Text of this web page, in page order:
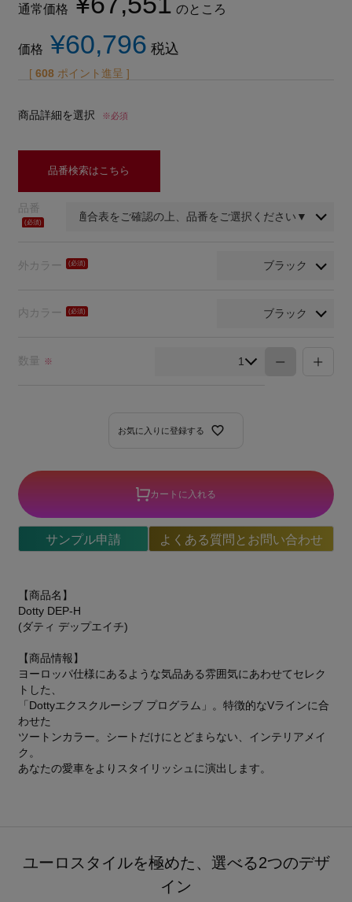
通常価格 のところ
価格 ¥60,796 税込
[ 608 ポイント進呈 ]
商品詳細を選択 ※必須
品番検索はこちら
品番
外カラー
内カラー
お気に入りに登録する
数量 ※
カートに入れる
サンプル申請 よくある質問とお問い合わせ
【商品名】
Dotty DEP-H
(ダティ デップエイチ)
【商品情報】
ヨーロッパ仕様にあるような気品ある雰囲気にあわせてセレク
トした、
「Dottyエクスクルーシブ プログラム」。特徴的なVラインに合
わせた
ツートンカラー。シートだけにとどまらない、インテリアメイ
ク。
あなたの愛車をよりスタイリッシュに演出します。
ユーロスタイルを極めた、選べる2つのデザ
イン